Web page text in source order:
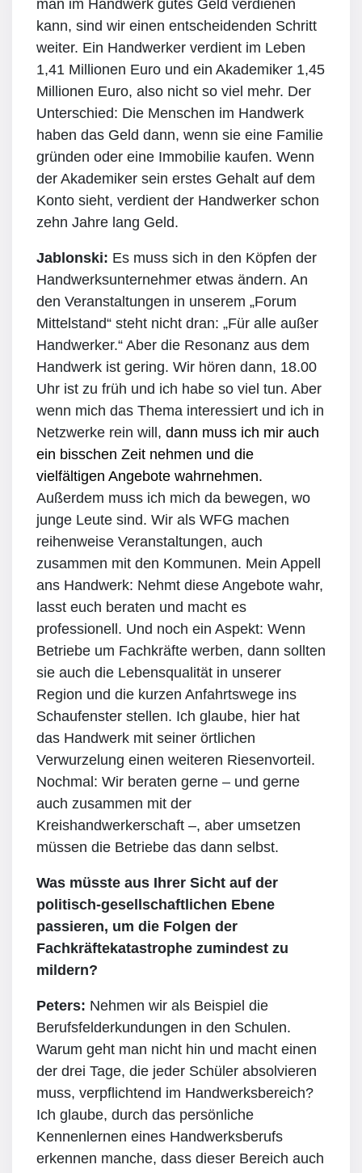
man im Handwerk gutes Geld verdienen
kann, sind wir einen entscheidenden Schritt
weiter. Ein Handwerker verdient im Leben
1,41 Millionen Euro und ein Akademiker 1,45
Millionen Euro, also nicht so viel mehr. Der
Unterschied: Die Menschen im Handwerk
haben das Geld dann, wenn sie eine Familie
gründen oder eine Immobilie kaufen. Wenn
der Akademiker sein erstes Gehalt auf dem
Konto sieht, verdient der Handwerker schon
zehn Jahre lang Geld.
Jablonski: Es muss sich in den Köpfen der
Handwerksunternehmer etwas ändern. An
den Veranstaltungen in unserem „Forum
Mittelstand“ steht nicht dran: „Für alle außer
Handwerker.“ Aber die Resonanz aus dem
Handwerk ist gering. Wir hören dann, 18.00
Uhr ist zu früh und ich habe so viel tun. Aber
wenn mich das Thema interessiert und ich in
Netzwerke rein will, dann muss ich mir auch
ein bisschen Zeit nehmen und die
vielfältigen Angebote wahrnehmen.
Außerdem muss ich mich da bewegen, wo
junge Leute sind. Wir als WFG machen
reihenweise Veranstaltungen, auch
zusammen mit den Kommunen. Mein Appell
ans Handwerk: Nehmt diese Angebote wahr,
lasst euch beraten und macht es
professionell. Und noch ein Aspekt: Wenn
Betriebe um Fachkräfte werben, dann sollten
sie auch die Lebensqualität in unserer
Region und die kurzen Anfahrtswege ins
Schaufenster stellen. Ich glaube, hier hat
das Handwerk mit seiner örtlichen
Verwurzelung einen weiteren Riesenvorteil.
Nochmal: Wir beraten gerne – und gerne
auch zusammen mit der
Kreishandwerkerschaft –, aber umsetzen
müssen die Betriebe das dann selbst.
Was müsste aus Ihrer Sicht auf der
politisch-gesellschaftlichen Ebene
passieren, um die Folgen der
Fachkräftekatastrophe zumindest zu
mildern?
Peters: Nehmen wir als Beispiel die
Berufsfelderkundungen in den Schulen.
Warum geht man nicht hin und macht einen
der drei Tage, die jeder Schüler absolvieren
muss, verpflichtend im Handwerksbereich?
Ich glaube, durch das persönliche
Kennenlernen eines Handwerksberufs
erkennen manche, dass dieser Bereich auch